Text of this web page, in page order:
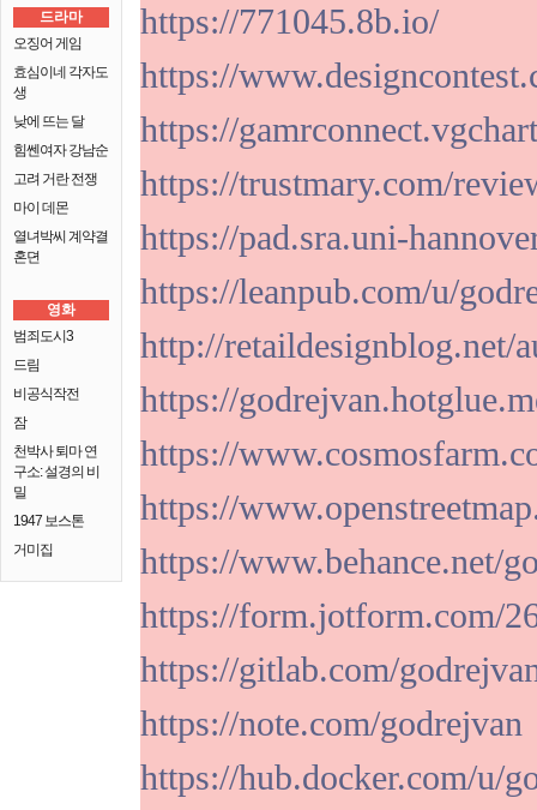
드라마
오징어 게임
효심이네 각자도
생
낮에 뜨는 달
힘쎈여자 강남순
고려 거란 전쟁
마이 데몬
열녀박씨 계약결
혼뎐
영화
범죄도시3
드림
비공식작전
잠
천박사 퇴마 연
구소: 설경의 비
밀
1947 보스톤
거미집
https://771045.8b.io/
https://
https://
https://trustmary.com/
https://pad.sra.uni-
https://leanpub.com/u/
http://retaildesignblog.net/
https://
https://
https://
https://www.behance.net/
https://form.jotform.com/
https://gitlab.com/
https://note.com/godrejvan
https://hub.docker.com/u/